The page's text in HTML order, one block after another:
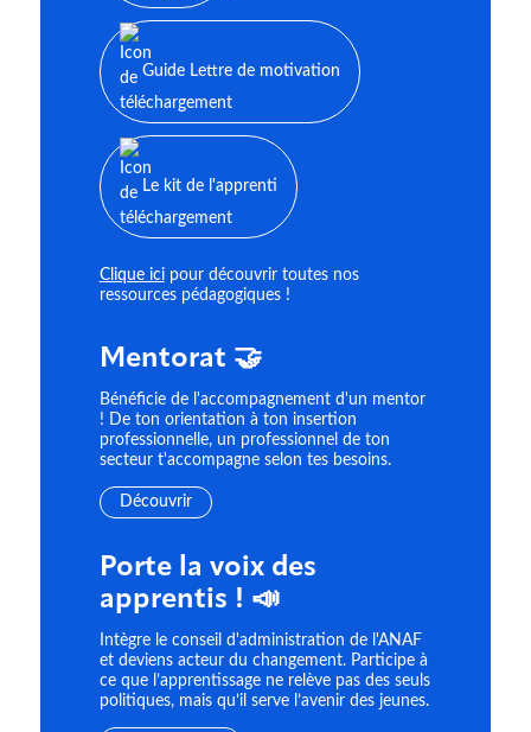
Guide Lettre de motivation
Le kit de l'apprenti
Clique icipour découvrir toutes nos
ressources pédagogiques !
Mentorat 🤝
Bénéficie de l'accompagnement d'un mentor
! De ton orientation à ton insertion
professionnelle, un professionnel de ton
secteur t'accompagne selon tes besoins.
Découvrir
Porte la voix des
apprentis ! 📣
Intègre le conseil d'administration de l'ANAF
et deviens acteur du changement. Participe à
ce que l’apprentissage ne relève pas des seuls
politiques, mais qu’il serve l’avenir des jeunes.